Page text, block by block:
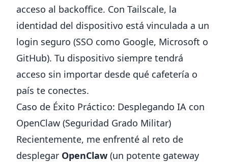
acceso al backoffice. Con Tailscale, la
identidad del dispositivo está vinculada a un
login seguro (SSO como Google, Microsoft o
GitHub). Tu dispositivo siempre tendrá
acceso sin importar desde qué cafetería o
país te conectes.
Caso de Éxito Práctico: Desplegando IA con
OpenClaw (Seguridad Grado Militar)
Recientemente, me enfrenté al reto de
desplegar OpenClaw (un potente gateway